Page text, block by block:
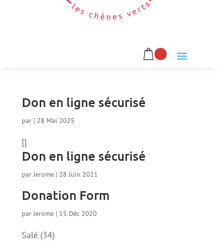
Don en ligne sécurisé
par | 28 Mai 2025
[]
Don en ligne sécurisé
parJerome| 28 Juin 2021
Donation Form
parJerome| 15 Déc 2020
Salé 3434